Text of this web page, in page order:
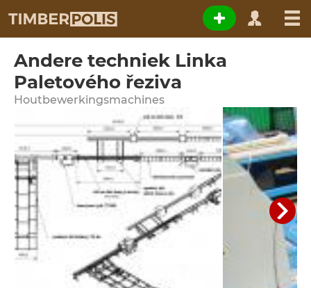
Andere techniek Linka
Paletového řeziva
Houtbewerkingsmachines